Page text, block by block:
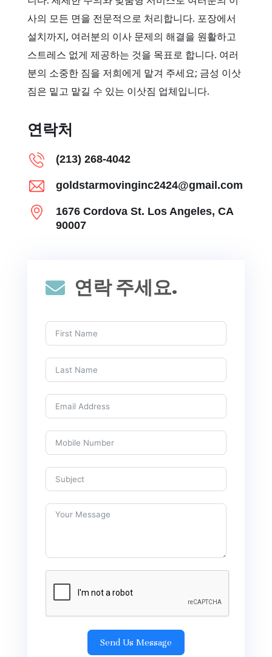
 연락 주세요.
Send Us Message
사의 모든 면을 전문적으로 처리합니다. 포장에서
설치까지, 여러분의 이사 문제의 해결을 원활하고
스트레스 없게 제공하는 것을 목표로 합니다. 여러
분의 소중한 짐을 저희에게 맡겨 주세요; 금성 이삿
짐은 밑고 맡길 수 있는 이삿짐 업체입니다.
연락처
(213) 268-4042
goldstarmovinginc2424@gmail.com
1676 Cordova St. Los Angeles, CA
90007